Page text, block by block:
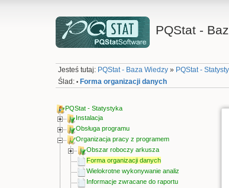
PQStat -
Jesteś tutaj: PQStat - Baza Wiedzy » PQStat -
Ślad: • Forma organizacji danych
PQStat - Statystyka
Instalacja
Obsługa programu
Organizacja pracy z programem
Obszar roboczy arkusza
Forma organizacji danych
Wielokrotne wykonywanie analiz
Informacje zwracane do raportu